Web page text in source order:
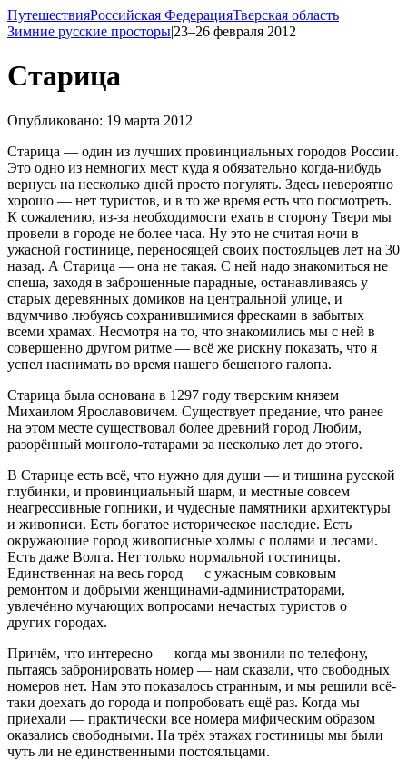
ПутешествияРоссийская ФедерацияТверская область
Зимние русские просторы|23–26 февраля 2012
Старица
Опубликовано: 19 марта 2012
Старица — один из лучших провинциальных городов России.
Это одно из немногих мест куда я обязательно когда-нибудь
вернусь на несколько дней просто погулять. Здесь невероятно
хорошо — нет туристов, и в то же время есть что посмотреть.
К сожалению, из-за необходимости ехать в сторону Твери мы
провели в городе не более часа. Ну это не считая ночи в
ужасной гостинице, переносящей своих постояльцев лет на 30
назад. А Старица — она не такая. С ней надо знакомиться не
спеша, заходя в заброшенные парадные, останавливаясь у
старых деревянных домиков на центральной улице, и
вдумчиво любуясь сохранившимися фресками в забытых
всеми храмах. Несмотря на то, что знакомились мы с ней в
совершенно другом ритме — всё же рискну показать, что я
успел наснимать во время нашего бешеного галопа.
Старица была основана в 1297 году тверским князем
Михаилом Ярославовичем. Существует предание, что ранее
на этом месте существовал более древний город Любим,
разорённый монголо-татарами за несколько лет до этого.
В Старице есть всё, что нужно для души — и тишина русской
глубинки, и провинциальный шарм, и местные совсем
неагрессивные гопники, и чудесные памятники архитектуры
и живописи. Есть богатое историческое наследие. Есть
окружающие город живописные холмы с полями и лесами.
Есть даже Волга. Нет только нормальной гостиницы.
Единственная на весь город — с ужасным совковым
ремонтом и добрыми женщинами-администраторами,
увлечённо мучающих вопросами нечастых туристов о
других городах.
Причём, что интересно — когда мы звонили по телефону,
пытаясь забронировать номер — нам сказали, что свободных
номеров нет. Нам это показалось странным, и мы решили всё-
таки доехать до города и попробовать ещё раз. Когда мы
приехали — практически все номера мифическим образом
оказались свободными. На трёх этажах гостиницы мы были
чуть ли не единственными постояльцами.